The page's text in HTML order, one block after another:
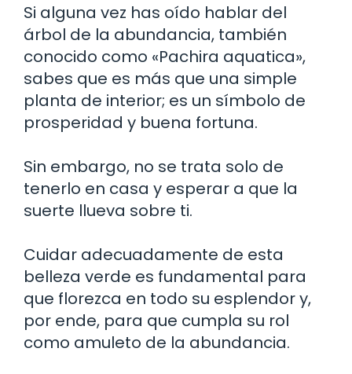
Si alguna vez has oído hablar del
árbol de la abundancia, también
conocido como «Pachira aquatica»,
sabes que es más que una simple
planta de interior; es un símbolo de
prosperidad y buena fortuna.
Sin embargo, no se trata solo de
tenerlo en casa y esperar a que la
suerte llueva sobre ti.
Cuidar adecuadamente de esta
belleza verde es fundamental para
que florezca en todo su esplendor y,
por ende, para que cumpla su rol
como amuleto de la abundancia.